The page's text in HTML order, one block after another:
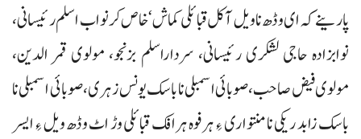
پارینے کہ ای وڈھ نا ویل آ کل قبائلی کماش‘ خاص کر نواب اسلم رئیسانی،
نوابزادہ حاجی لشکری رئیسانی، سرداراسلم بزنجو، مولوی قمر الدین،
مولوی فیض صاحب، صوبائی اسمبلی نا باسک یونس زہری، صوبائی اسمبلی نا
باسک زابد ریکی نا منتواری ءِ ہرفوہ ہرافک قبائلی وڑ اٹ وڈھ ویل ءِ ایسر